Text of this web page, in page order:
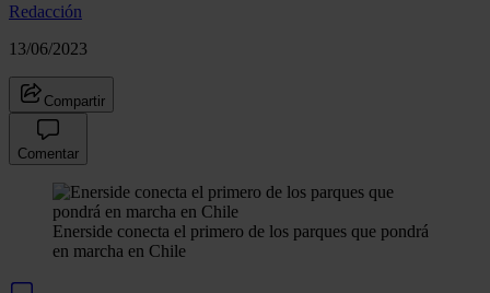
Redacción
13/06/2023
Compartir
Comentar
Enerside conecta el primero de los parques que pondrá
en marcha en Chile